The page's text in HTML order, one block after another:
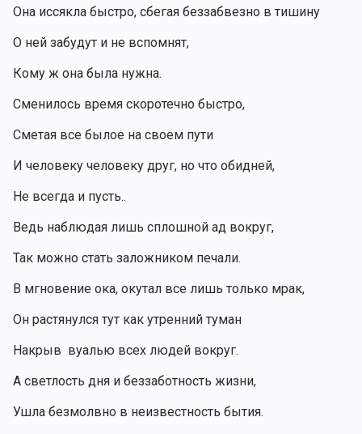
Она иссякла быстро, сбегая беззабвезно в тишину
О ней забудут и не вспомнят,
Кому ж она была нужна.
Сменилось время скоротечно быстро,
Сметая все былое на своем пути
И человеку человеку друг, но что обидней,
Не всегда и пусть..
Ведь наблюдая лишь сплошной ад вокруг,
Так можно стать заложником печали.
В мгновение ока, окутал все лишь только мрак,
Он растянулся тут как утренний туман
Накрыв  вуалью всех людей вокруг.
А светлость дня и беззаботность жизни,
Ушла безмолвно в неизвестность бытия.